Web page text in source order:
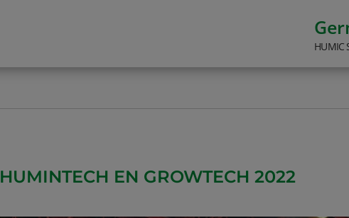
HUMIC
HUMINTECH EN GROWTECH 2022